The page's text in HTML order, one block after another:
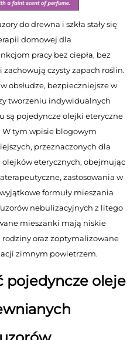
do drewna i szkła stały się
domowej dla
pracy bez ciepła, bez
zachowują czysty zapach roślin.
obsłudze, bezpieczniejsze w
tworzeniu indywidualnych
są pojedyncze olejki eteryczne
W tym wpisie blogowym
przeznaczonych dla
eterycznych, obejmując
zastosowania w
formuły mieszania
nebulizacyjnych z litego
mieszanki mają niskie
rodziny oraz zoptymalizowane
zimnym powietrzem.
pojedyncze oleje